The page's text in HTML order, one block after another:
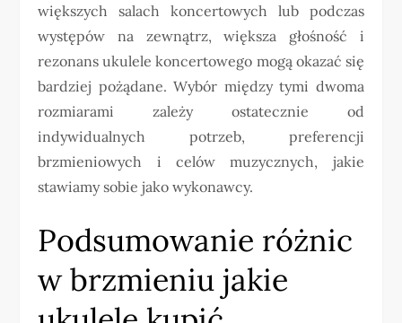
większych salach koncertowych lub podczas
występów na zewnątrz, większa głośność i
rezonans ukulele koncertowego mogą okazać się
bardziej pożądane. Wybór między tymi dwoma
rozmiarami zależy ostatecznie od
indywidualnych potrzeb, preferencji
brzmieniowych i celów muzycznych, jakie
stawiamy sobie jako wykonawcy.
Podsumowanie różnic
w brzmieniu jakie